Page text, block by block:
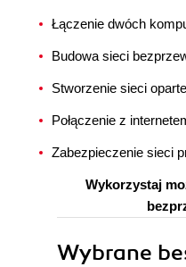
Łączenie dwóch
Budowa sieci
Stworzenie sieci
Połączenie z
Zabezpieczenie sieci
Wykorzystaj
Wybrane